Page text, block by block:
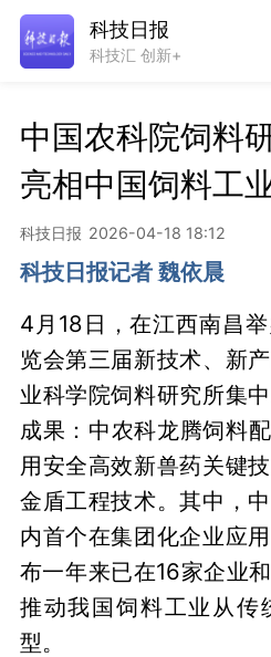
科技日报
科技汇 创新+
中国农科院饲料
亮相中国饲料工
科技日报 2026-04-18 18:12
科技日报记者 魏依晨
4月18日，在江西南昌
览会第三届新技术、新
业科学院饲料研究所集
成果：中农科龙腾饲料
用安全高效新兽药关键
金盾工程技术。其中，
内首个在集团化企业应
布一年来已在16家企业
推动我国饲料工业从传
型。